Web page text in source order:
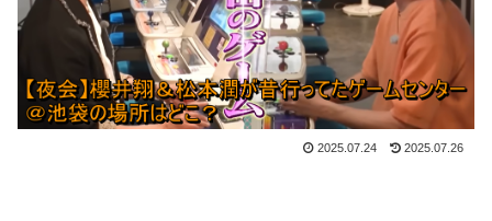
2025.07.24 2025.07.26